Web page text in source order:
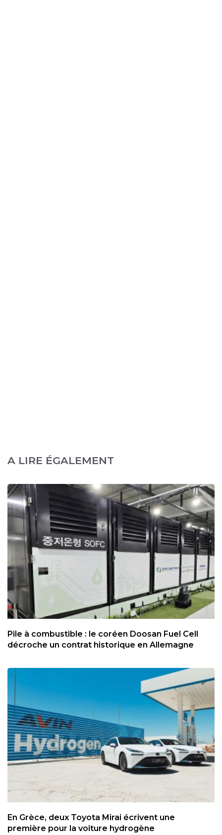
A LIRE ÉGALEMENT
Pile à combustible : le coréen Doosan Fuel Cell
décroche un contrat historique en Allemagne
En Grèce, deux Toyota Mirai écrivent une
première pour la voiture hydrogène